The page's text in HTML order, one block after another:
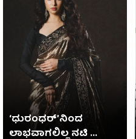
‘ಧುರಂಧರ್’ನಿಂದ
ಲಾಭವಾಗಲಿಲ್ಲ ನಟಿ ...